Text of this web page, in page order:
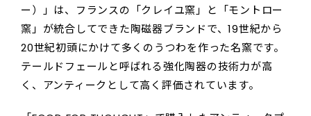
ー）」は、フランスの「クレイユ窯」と「モントロー
窯」が統合してできた陶磁器ブランドで、19世紀から
20世紀初頭にかけて多くのうつわを作った名窯です。
テールドフェールと呼ばれる強化陶器の技術力が高
く、アンティークとして高く評価されています。